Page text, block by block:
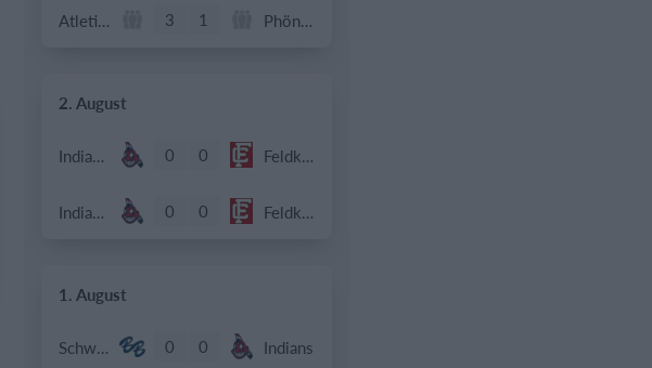
Atletico Graz 3 1 Phönix Neuhart
2. August
Indians 2 0 0 Feldkirch Cardinals
Indians 2 0 0 Feldkirch Cardinals
1. August
Schwechat Blue Bats 0 0 Indians